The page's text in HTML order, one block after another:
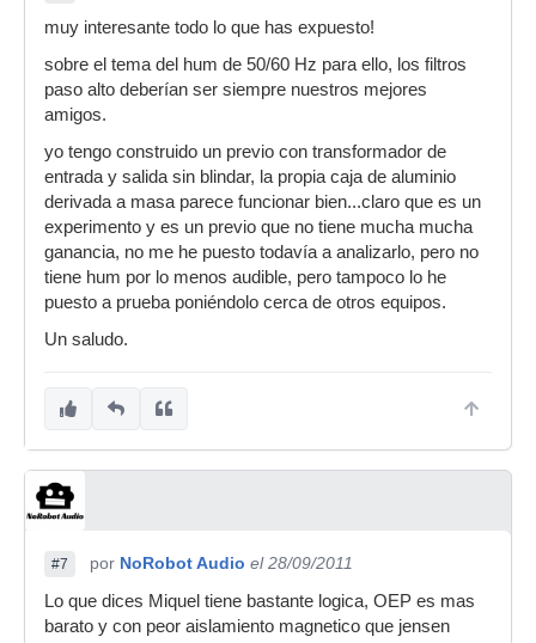
muy interesante todo lo que has expuesto!
sobre el tema del hum de 50/60 Hz para ello, los filtros
paso alto deberían ser siempre nuestros mejores
amigos.
yo tengo construido un previo con transformador de
entrada y salida sin blindar, la propia caja de aluminio
derivada a masa parece funcionar bien...claro que es un
experimento y es un previo que no tiene mucha mucha
ganancia, no me he puesto todavía a analizarlo, pero no
tiene hum por lo menos audible, pero tampoco lo he
puesto a prueba poniéndolo cerca de otros equipos.
Un saludo.
#7 por NoRobot Audio el 28/09/2011
Lo que dices Miquel tiene bastante logica, OEP es mas
barato y con peor aislamiento magnetico que jensen